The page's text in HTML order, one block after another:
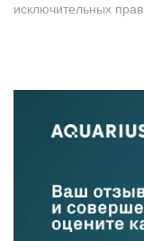
исключительных прав.